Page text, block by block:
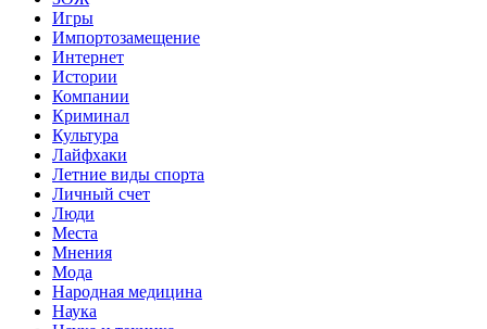
Игры
Импортозамещение
Интернет
Истории
Компании
Криминал
Культура
Лайфхаки
Летние виды спорта
Личный счет
Люди
Места
Мнения
Мода
Народная медицина
Наука